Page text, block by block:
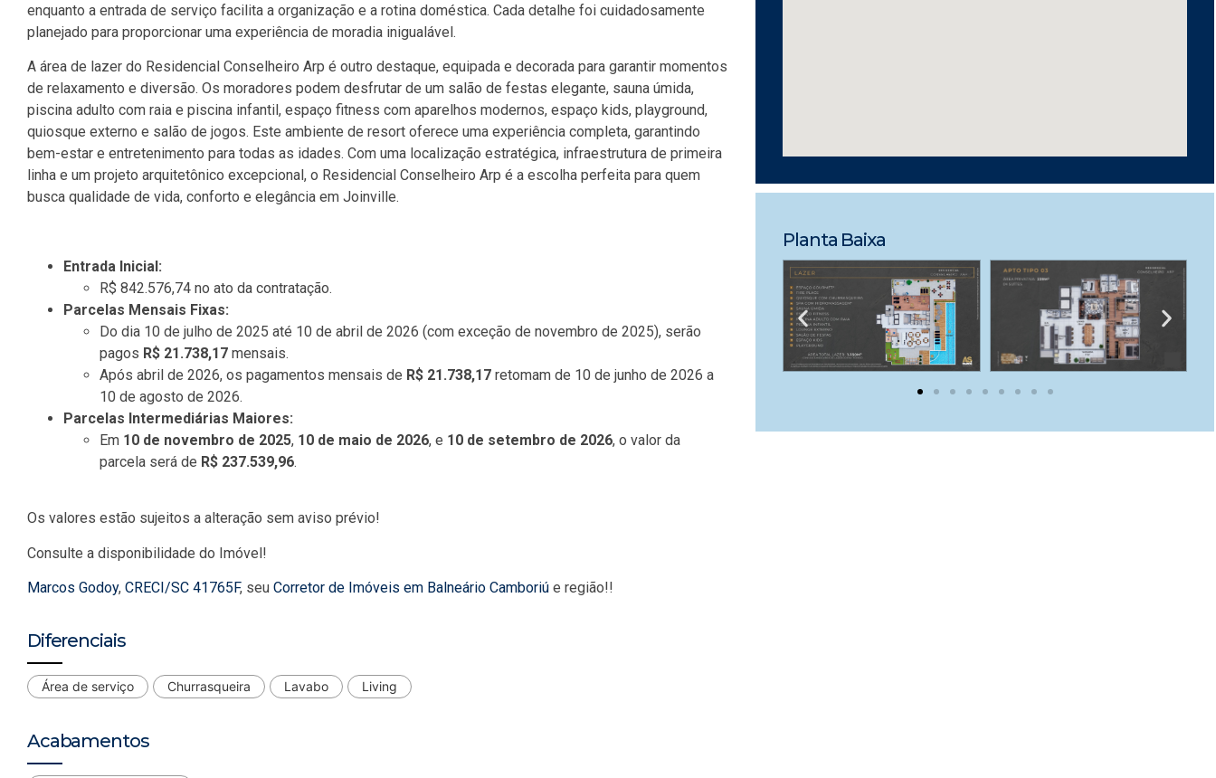
enquanto a entrada de serviço facilita a organização e a rotina doméstica. Cada detalhe foi cuidadosamente
planejado para proporcionar uma experiência de moradia inigualável.
A área de lazer do Residencial Conselheiro Arp é outro destaque, equipada e decorada para garantir momentos
de relaxamento e diversão. Os moradores podem desfrutar de um salão de festas elegante, sauna úmida,
piscina adulto com raia e piscina infantil, espaço fitness com aparelhos modernos, espaço kids, playground,
quiosque externo e salão de jogos. Este ambiente de resort oferece uma experiência completa, garantindo
bem-estar e entretenimento para todas as idades. Com uma localização estratégica, infraestrutura de primeira
linha e um projeto arquitetônico excepcional, o Residencial Conselheiro Arp é a escolha perfeita para quem
busca qualidade de vida, conforto e elegância em Joinville.
Entrada Inicial:
R$ 842.576,74 no ato da contratação.
Parcelas Mensais Fixas:
Do dia 10 de julho de 2025 até 10 de abril de 2026 (com exceção de novembro de 2025), serão
pagos R$ 21.738,17 mensais.
Após abril de 2026, os pagamentos mensais de R$ 21.738,17 retomam de 10 de junho de 2026 a
10 de agosto de 2026.
Parcelas Intermediárias Maiores:
Em 10 de novembro de 2025, 10 de maio de 2026, e 10 de setembro de 2026, o valor da
parcela será de R$ 237.539,96.
Os valores estão sujeitos a alteração sem aviso prévio!
Consulte a disponibilidade do Imóvel!
Marcos Godoy, CRECI/SC 41765F, seu Corretor de Imóveis em Balneário Camboriú e região!!
Diferenciais
Área de serviço Churrasqueira Lavabo Living
Acabamentos
Planta Baixa